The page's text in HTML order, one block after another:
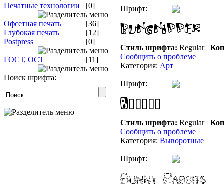
Печатные технологии [0]
Офсетная печать
[36]
Глубокая печать
[12]
Postpress
[0]
ГОСТ, ОСТ [11]
Поиск шрифта:
Шрифт:
Стиль шрифта: Regular
Сообщить о проблеме
Категория: Арт
Шрифт:
Стиль шрифта: Regular
Сообщить о проблеме
Категория: Выворотные
Шрифт: